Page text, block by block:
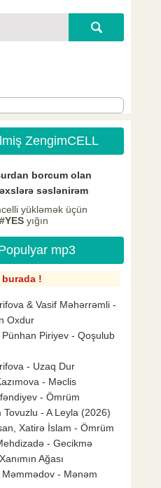
ZengimCELL
borcum olan
səslənirəm
yükləmək üçün
yığın
mp3
!
& Vasif Məhərrəmli -
Oxdur
Pünhan Piriyev - Qoşulub
- Uzaq Dur
- Məclis
- Ömrüm
Tovuzlu - A Leyla (2026)
Xatirə İslam - Ömrüm
- Gecikmə
Ağası
- Mənəm